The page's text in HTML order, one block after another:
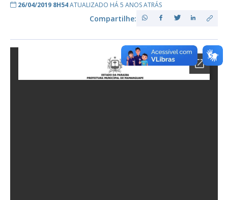
26/04/2019 8H54ATUALIZADO HÁ 5 ANOS ATRÁS
Compartilhe: